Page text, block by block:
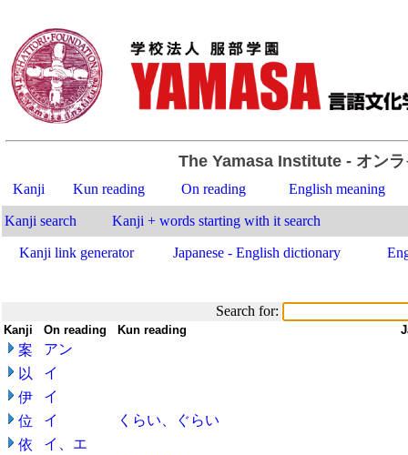
The Yamasa Institute- オンラ
Kanji Kun reading On reading English meaning
Kanji search Kanji + words starting with it search
Kanji link generator Japanese - English dictionary
Search for:
Kanji On reading Kun reading
案
アン
以
イ
伊
イ
位
イ
くらい、ぐらい
依
イ、エ